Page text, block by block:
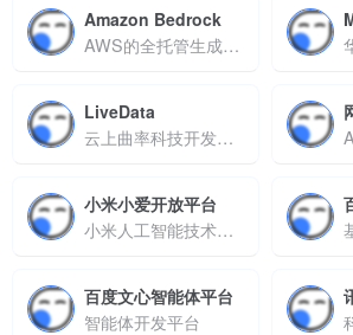
Amazon Bedrock
AWS的全托管生成式AI服务
LiveData
云上曲率科技开发的AI技术服务平台
小米小爱开放平台
小米人工智能技术的对外输出平台
百度文心智能体平台
智能体开发平台